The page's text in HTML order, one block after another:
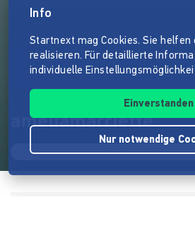
ameliamarriette
Info
Startnext mag Cookies. Sie helfen
realisieren. Für detaillierte
individuelle
Einverstanden
Nur notwendige